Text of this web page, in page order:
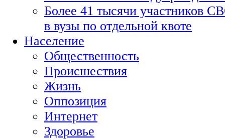
Более 41 тысячи участников
в вузы по отдельной квоте
Население
Общественность
Происшествия
Жизнь
Оппозиция
Интернет
Здоровье